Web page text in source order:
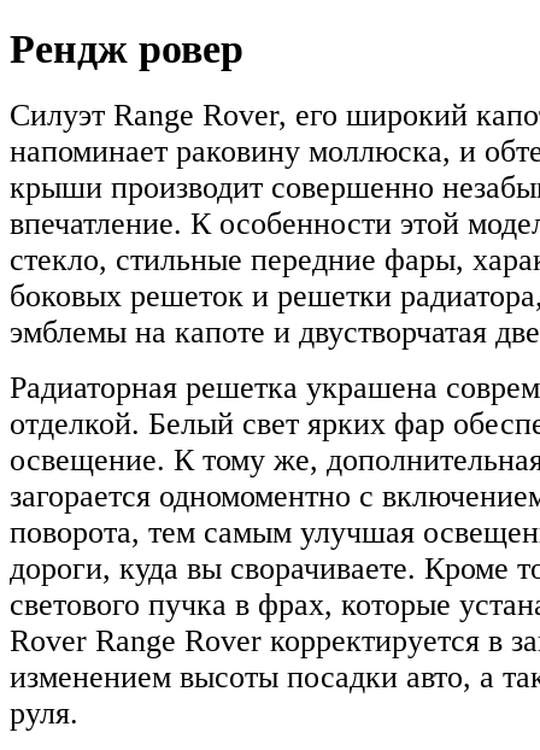
Рендж ровер
Cилуэт Range Rover, его широкий
напоминает раковину моллюска, и
крыши производит совершенно
впечатление. К особенности этой
стекло, стильные передние фары,
боковых решеток и решетки
эмблемы на капоте и двустворчатая
Радиаторная решетка украшена
отделкой. Белый свет ярких фар
освещение. К тому же,
загорается одномоментно с
поворота, тем самым улучшая
дороги, куда вы сворачиваете. Кроме
светового пучка в фрах, которые
Rover Range Rover корректируется в
изменением высоты посадки авто, а
руля.